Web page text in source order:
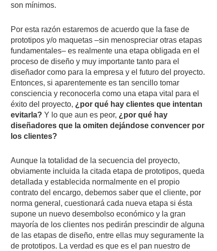
son mínimos.
Por esta razón estaremos de acuerdo que la fase de
prototipos y/o maquetas –sin menospreciar otras etapas
fundamentales– es realmente una etapa obligada en el
proceso de diseño y muy importante tanto para el
diseñador como para la empresa y el futuro del proyecto.
Entonces, si aparentemente es tan sencillo tomar
consciencia y reconocerla como una etapa vital para el
éxito del proyecto, ¿por qué hay clientes que intentan
evitarla? Y lo que aun es peor, ¿por qué hay
diseñadores que la omiten dejándose convencer por
los clientes?
Aunque la totalidad de la secuencia del proyecto,
obviamente incluida la citada etapa de prototipos, queda
detallada y establecida normalmente en el propio
contrato del encargo, debemos saber que el cliente, por
norma general, cuestionará cada nueva etapa si ésta
supone un nuevo desembolso económico y la gran
mayoría de los clientes nos pedirán prescindir de alguna
de las etapas de diseño, entre ellas muy seguramente la
de prototipos. La verdad es que es el pan nuestro de